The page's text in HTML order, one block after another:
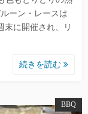
ーン・レースは
末に開催され、リ
続きを読む
BBQ